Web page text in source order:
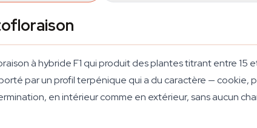
à hybride F1 qui produit des plantes titrant entre 15
par un profil terpénique qui a du caractère — cookie,
en intérieur comme en extérieur, sans aucun